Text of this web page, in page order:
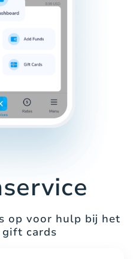
op voor hulp bij het
gift cards